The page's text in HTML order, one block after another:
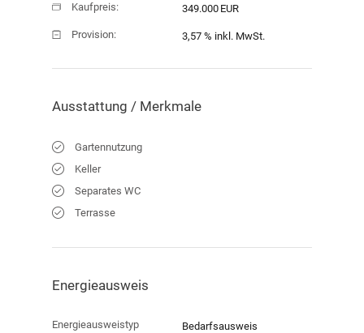
Verkauf
Objekt-ID:6750
Kaufpreis: 349.000 EUR
Provision: 3,57 % inkl. MwSt.
Ausstattung / Merkmale
Gartennutzung
Keller
Separates WC
Terrasse
Energieausweis
Energieausweistyp Bedarfs­ausweis